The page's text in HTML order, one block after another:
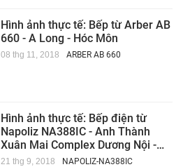
Hình ảnh thực tế: Bếp từ Arber AB
660 - A Long - Hóc Môn
08 thg 11, 2018 ARBER AB 660
Hình ảnh thực tế: Bếp điện từ
Napoliz NA388IC - Anh Thành
Xuân Mai Complex Dương Nội -
Hà Nội
21 thg 9, 2018 NAPOLIZ-NA388IC